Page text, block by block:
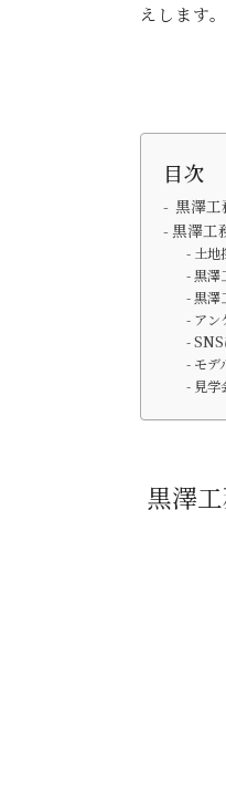
えします。
目次
黒澤工
黒澤工
土地
黒澤
黒澤
アン
SNS
モデ
見学
黒澤